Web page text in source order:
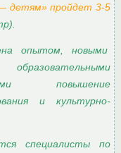
детям» пройдет 3-5
опытом, новыми
образовательными
повышение
и культурно-
специалисты по